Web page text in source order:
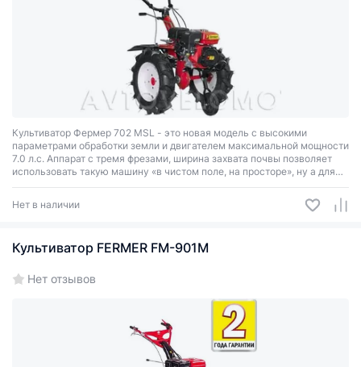
Культиватор Фермер 702 MSL - это новая модель с высокими
параметрами обработки земли и двигателем максимальной мощности
7.0 л.с. Аппарат с тремя фрезами, ширина захвата почвы позволяет
использовать такую машину «в чистом поле, на просторе», ну а для
культивирования тяжёлой необработанной земли или небольших
Нет в наличии
Культиватор FERMER FM-901M
Нет отзывов